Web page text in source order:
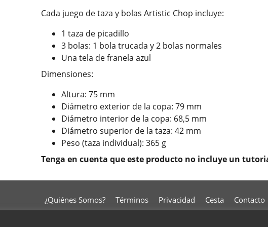
Cada juego de taza y bolas Artistic Chop incluye:
1 taza de picadillo
3 bolas: 1 bola trucada y 2 bolas normales
Una tela de franela azul
Dimensiones:
Altura: 75 mm
Diámetro exterior de la copa: 79 mm
Diámetro interior de la copa: 68,5 mm
Diámetro superior de la taza: 42 mm
Peso (taza individual): 365 g
Tenga en cuenta que este producto no incluye un
¿Quiénes Somos? Términos Privacidad Cesta Contacto